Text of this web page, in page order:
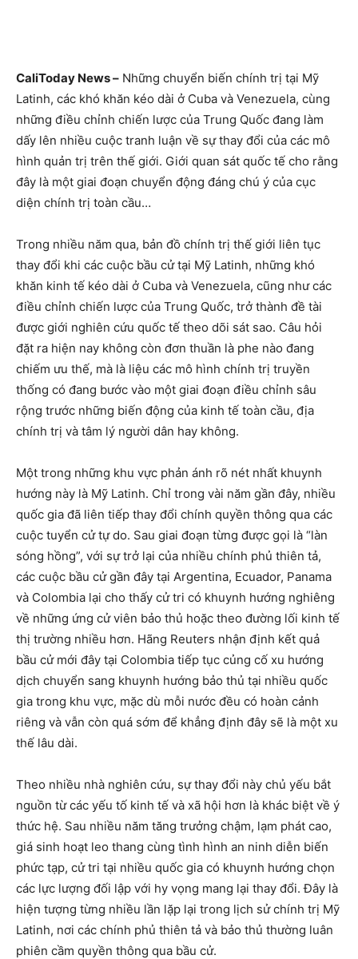
CaliToday News – Những chuyển biến chính trị tại Mỹ
Latinh, các khó khăn kéo dài ở Cuba và Venezuela, cùng
những điều chỉnh chiến lược của Trung Quốc đang làm
dấy lên nhiều cuộc tranh luận về sự thay đổi của các mô
hình quản trị trên thế giới. Giới quan sát quốc tế cho rằng
đây là một giai đoạn chuyển động đáng chú ý của cục
diện chính trị toàn cầu…
Trong nhiều năm qua, bản đồ chính trị thế giới liên tục
thay đổi khi các cuộc bầu cử tại Mỹ Latinh, những khó
khăn kinh tế kéo dài ở Cuba và Venezuela, cũng như các
điều chỉnh chiến lược của Trung Quốc, trở thành đề tài
được giới nghiên cứu quốc tế theo dõi sát sao. Câu hỏi
đặt ra hiện nay không còn đơn thuần là phe nào đang
chiếm ưu thế, mà là liệu các mô hình chính trị truyền
thống có đang bước vào một giai đoạn điều chỉnh sâu
rộng trước những biến động của kinh tế toàn cầu, địa
chính trị và tâm lý người dân hay không.
Một trong những khu vực phản ánh rõ nét nhất khuynh
hướng này là Mỹ Latinh. Chỉ trong vài năm gần đây, nhiều
quốc gia đã liên tiếp thay đổi chính quyền thông qua các
cuộc tuyển cử tự do. Sau giai đoạn từng được gọi là “làn
sóng hồng”, với sự trở lại của nhiều chính phủ thiên tả,
các cuộc bầu cử gần đây tại Argentina, Ecuador, Panama
và Colombia lại cho thấy cử tri có khuynh hướng nghiêng
về những ứng cử viên bảo thủ hoặc theo đường lối kinh tế
thị trường nhiều hơn. Hãng Reuters nhận định kết quả
bầu cử mới đây tại Colombia tiếp tục củng cố xu hướng
dịch chuyển sang khuynh hướng bảo thủ tại nhiều quốc
gia trong khu vực, mặc dù mỗi nước đều có hoàn cảnh
riêng và vẫn còn quá sớm để khẳng định đây sẽ là một xu
thế lâu dài.
Theo nhiều nhà nghiên cứu, sự thay đổi này chủ yếu bắt
nguồn từ các yếu tố kinh tế và xã hội hơn là khác biệt về ý
thức hệ. Sau nhiều năm tăng trưởng chậm, lạm phát cao,
giá sinh hoạt leo thang cùng tình hình an ninh diễn biến
phức tạp, cử tri tại nhiều quốc gia có khuynh hướng chọn
các lực lượng đối lập với hy vọng mang lại thay đổi. Đây là
hiện tượng từng nhiều lần lặp lại trong lịch sử chính trị Mỹ
Latinh, nơi các chính phủ thiên tả và bảo thủ thường luân
phiên cầm quyền thông qua bầu cử.